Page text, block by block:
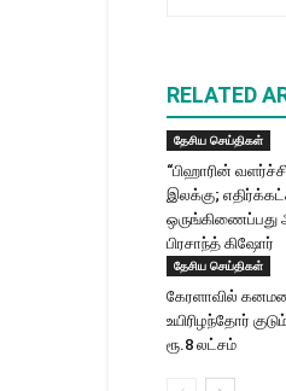
RELATED
தேசிய செய்திகள்
“பிஹாரின்
இலக்கு;
ஒருங்கிணைப்பது
பிரசாந்த் கிஷோர்
தேசிய செய்திகள்
கேரளாவில்
உயிரிழந்தோர்
ரூ.8 லட்சம்